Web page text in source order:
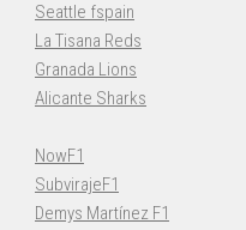
Seattle fspain
La Tisana Reds
Granada Lions
Alicante Sharks
NowF1
SubvirajeF1
Demys Martínez F1